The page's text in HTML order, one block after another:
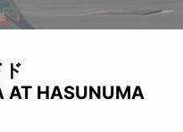
AT HASUNUMA